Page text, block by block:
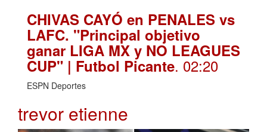
CHIVAS CAYÓ en PENALES vs
LAFC. "Principal objetivo
ganar LIGA MX y NO LEAGUES
CUP" | Futbol Picante. 02:20
ESPN Deportes
trevor etienne